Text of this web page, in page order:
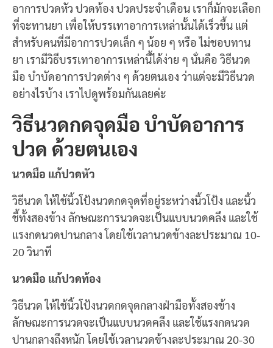
อาการปวดหัว ปวดท้อง ปวดประจำเดือน เราก็มักจะเลือก
ที่จะทานยา เพื่อให้บรรเทาอาการเหล่านั้นได้เร็วขึ้น แต่
สำหรับคนที่มีอาการปวดเล็ก ๆ น้อย ๆ หรือ ไม่ชอบทาน
ยา เรามีวิธีบรรเทาอาการเหล่านี้ได้ง่าย ๆ นั่นคือ วิธีนวด
มือ บำบัดอาการปวดต่าง ๆ ด้วยตนเอง ว่าแต่จะมีวิธีนวด
อย่างไรบ้าง เราไปดูพร้อมกันเลยค่ะ
วิธีนวดกดจุดมือ บำบัดอาการ
ปวด ด้วยตนเอง
นวดมือ แก้ปวดหัว
วิธีนวด ให้ใช้นิ้วโป้งนวดกดจุดที่อยู่ระหว่างนิ้วโป้ง และนิ้ว
ชี้ทั้งสองข้าง ลักษณะการนวดจะเป็นแบบนวดคลึง และใช้
แรงกดนวดปานกลาง โดยใช้เวลานวดข้างละประมาณ 10-
20 วินาที
นวดมือ แก้ปวดท้อง
วิธีนวด ให้ใช้นิ้วโป้งนวดกดจุดกลางฝ่ามือทั้งสองข้าง
ลักษณะการนวดจะเป็นแบบนวดคลึง และใช้แรงกดนวด
ปานกลางถึงหนัก โดยใช้เวลานวดข้างละประมาณ 20-30